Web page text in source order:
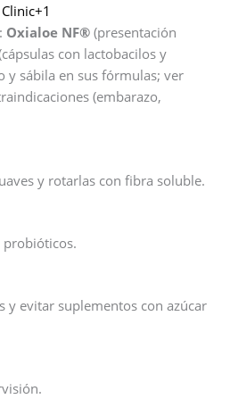
: Oxialoe NF® (presentación
con lactobacilos y
y sábila en sus fórmulas; ver
(embarazo,
y rotarlas con fibra soluble.
probióticos.
y evitar suplementos con azúcar